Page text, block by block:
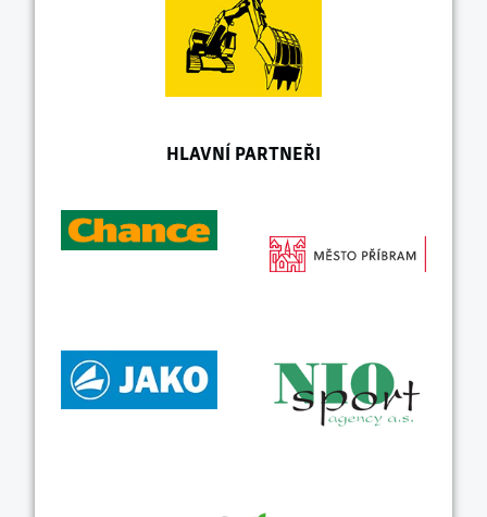
HLAVNÍ PARTNEŘI